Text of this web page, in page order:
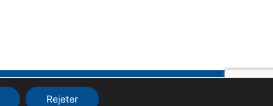
GÉRER MES COOKIES
Rejeter